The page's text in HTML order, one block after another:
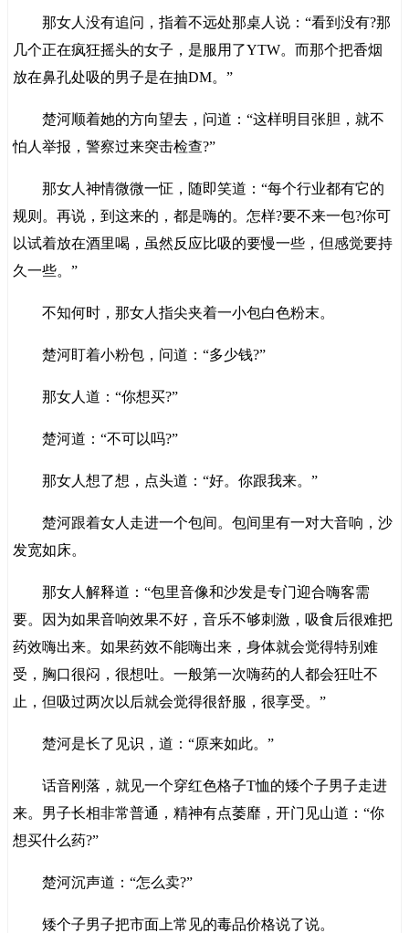
那女人没有追问，指着不远处那桌人说：“看到没有?那
几个正在疯狂摇头的女子，是服用了YTW。而那个把香烟
放在鼻孔处吸的男子是在抽DM。”
楚河顺着她的方向望去，问道：“这样明目张胆，就不
怕人举报，警察过来突击检查?”
那女人神情微微一怔，随即笑道：“每个行业都有它的
规则。再说，到这来的，都是嗨的。怎样?要不来一包?你可
以试着放在酒里喝，虽然反应比吸的要慢一些，但感觉要持
久一些。”
不知何时，那女人指尖夹着一小包白色粉末。
楚河盯着小粉包，问道：“多少钱?”
那女人道：“你想买?”
楚河道：“不可以吗?”
那女人想了想，点头道：“好。你跟我来。”
楚河跟着女人走进一个包间。包间里有一对大音响，沙
发宽如床。
那女人解释道：“包里音像和沙发是专门迎合嗨客需
要。因为如果音响效果不好，音乐不够刺激，吸食后很难把
药效嗨出来。如果药效不能嗨出来，身体就会觉得特别难
受，胸口很闷，很想吐。一般第一次嗨药的人都会狂吐不
止，但吸过两次以后就会觉得很舒服，很享受。”
楚河是长了见识，道：“原来如此。”
话音刚落，就见一个穿红色格子T恤的矮个子男子走进
来。男子长相非常普通，精神有点萎靡，开门见山道：“你
想买什么药?”
楚河沉声道：“怎么卖?”
矮个子男子把市面上常见的毒品价格说了说。